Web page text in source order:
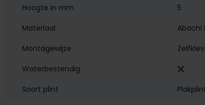
Hoogte in mm
5
Materiaal
Montagewijze
Waterbestendig‎
Soort plint